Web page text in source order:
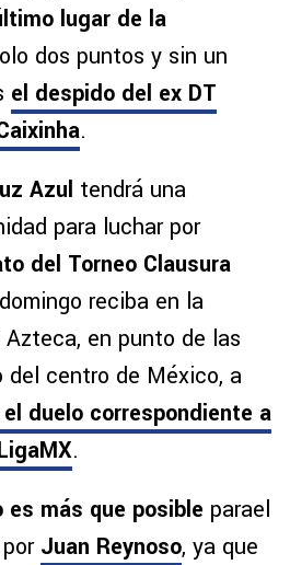
lugar de la
dos puntos y sin un
el despido del ex DT
.
Azul tendrá una
para luchar por
del Torneo Clausura
reciba en la
en punto de las
del centro de México, a
duelo correspondiente a
.
es más que posible parael
Juan Reynoso, ya que